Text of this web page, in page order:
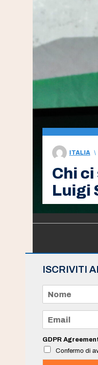
ITALIA \
Chi
Luigi
ISCRIVITI
m
e
a
i
*
GDPR
Confermo di